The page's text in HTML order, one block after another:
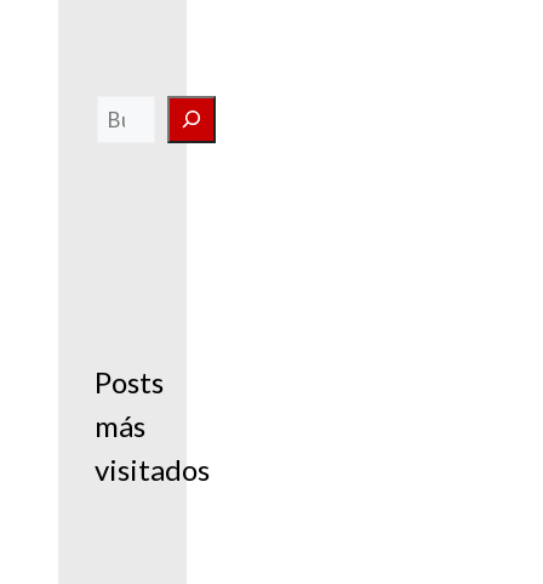
Buscar
Posts
más
visitados